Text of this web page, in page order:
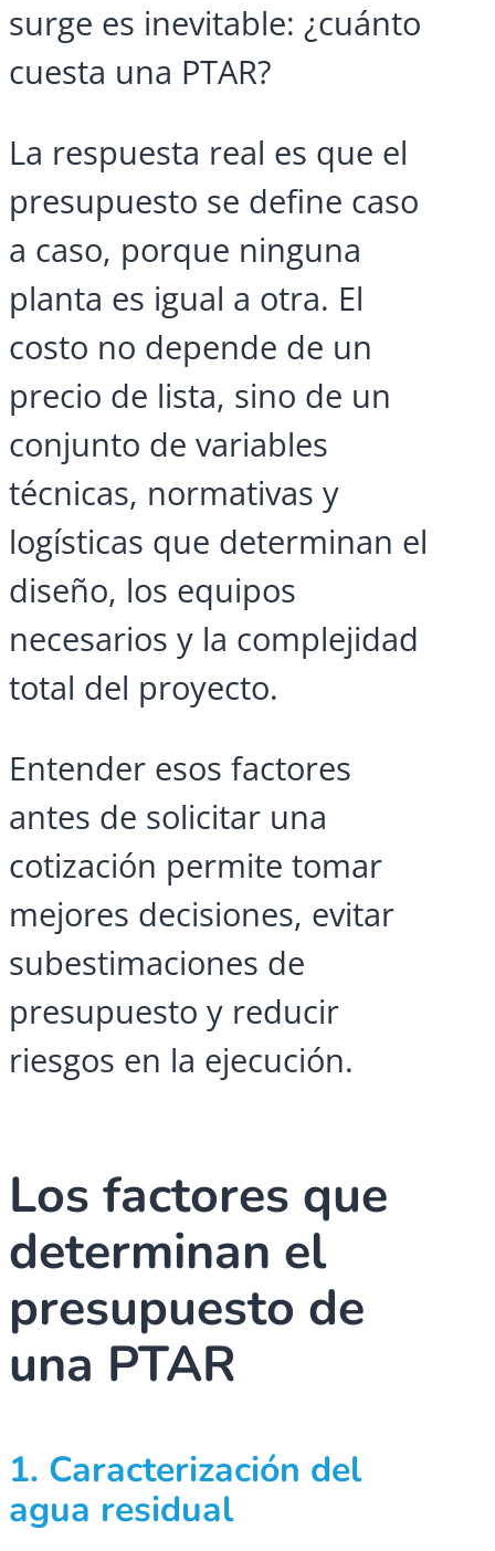
surge es inevitable: ¿cuánto
cuesta una PTAR?
La respuesta real es que el
presupuesto se define caso
a caso, porque ninguna
planta es igual a otra. El
costo no depende de un
precio de lista, sino de un
conjunto de variables
técnicas, normativas y
logísticas que determinan el
diseño, los equipos
necesarios y la complejidad
total del proyecto.
Entender esos factores
antes de solicitar una
cotización permite tomar
mejores decisiones, evitar
subestimaciones de
presupuesto y reducir
riesgos en la ejecución.
Los factores que
determinan el
presupuesto de
una PTAR
1. Caracterización del
agua residual